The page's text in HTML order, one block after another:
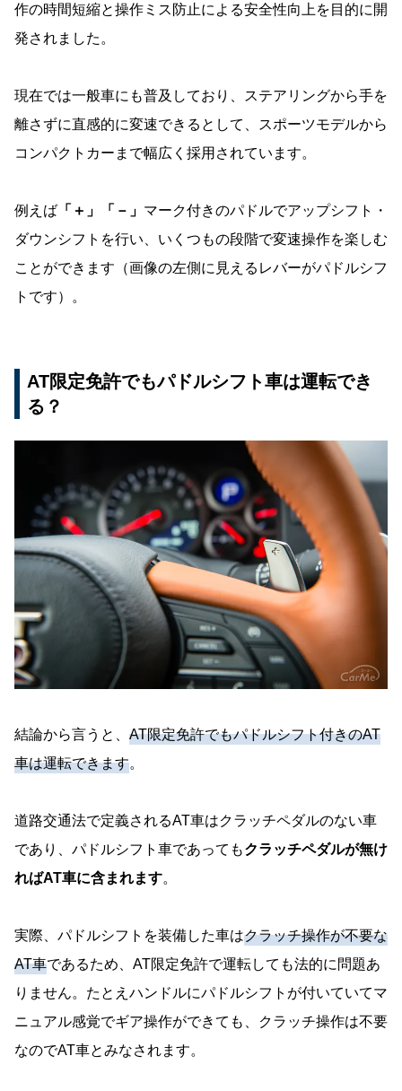
作の時間短縮と操作ミス防止による安全性向上を目的に開
発されました。
現在では一般車にも普及しており、ステアリングから手を
離さずに直感的に変速できるとして、スポーツモデルから
コンパクトカーまで幅広く採用されています。
例えば 「＋」「－」 マーク付きのパドルでアップシフト・
ダウンシフトを行い、いくつもの段階で変速操作を楽しむ
ことができます（画像の左側に見えるレバーがパドルシフ
トです）。
AT限定免許でもパドルシフト車は運転でき
る？
結論から言うと、 AT限定免許でもパドルシフト付きのAT
車は運転できます。
道路交通法で定義されるAT車はクラッチペダルのない車
であり、パドルシフト車であってもクラッチペダルが無け
ればAT車に含まれます。
実際、パドルシフトを装備した車はクラッチ操作が不要な
AT車であるため、AT限定免許で運転しても法的に問題あ
りません。たとえハンドルにパドルシフトが付いていてマ
ニュアル感覚でギア操作ができても、クラッチ操作は不要
なのでAT車とみなされます。